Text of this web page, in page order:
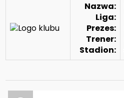
Nazwa:
Liga:
Prezes:
Trener:
Stadion: